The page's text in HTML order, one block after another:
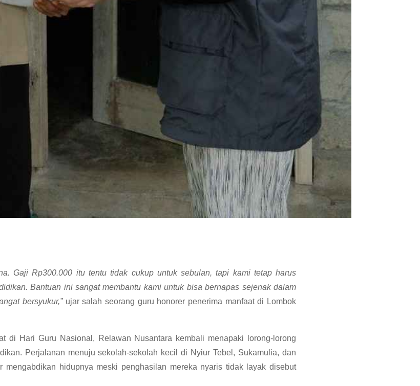
Gaji Rp300.000 itu tentu tidak cukup untuk sebulan, tapi kami tetap harus
Bantuan ini sangat membantu kami untuk bisa bernapas sejenak dalam
bersyukur,” ujar salah seorang guru honorer penerima manfaat di Lombok
di Hari Guru Nasional, Relawan Nusantara kembali menapaki lorong-lorong
Perjalanan menuju sekolah-sekolah kecil di Nyiur Tebel, Sukamulia, dan
mengabdikan hidupnya meski penghasilan mereka nyaris tidak layak disebut